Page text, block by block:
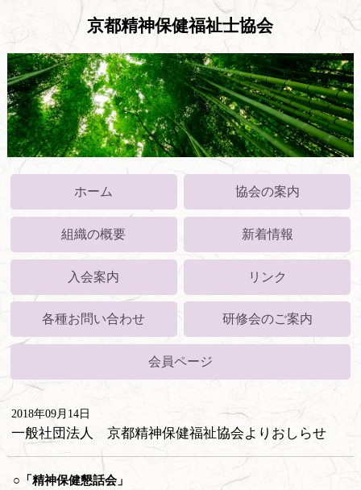
京都精神保健福祉士協会
ホーム 協会の案内
組織の概要 新着情報
入会案内 リンク
各種お問い合わせ 研修会のご案内
会員ページ
2018年09月14日
一般社団法人 京都精神保健福祉協会よりおしらせ
○「精神保健懇話会」